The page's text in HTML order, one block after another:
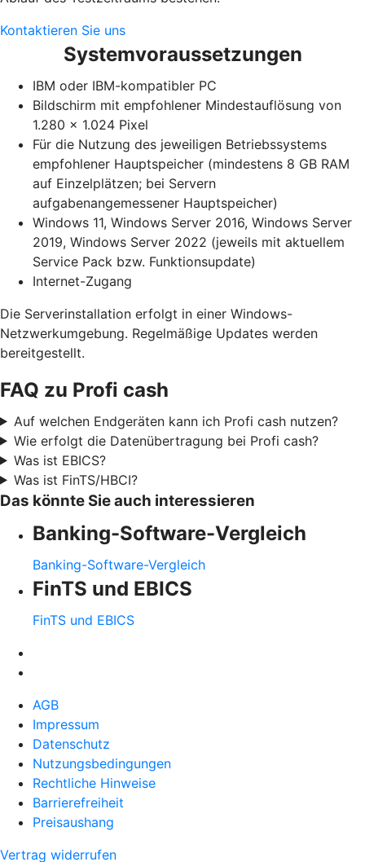
Kontaktieren Sie uns
Systemvoraussetzungen
IBM oder IBM-kompatibler PC
Bildschirm mit empfohlener Mindestauflösung von
1.280 x 1.024 Pixel
Für die Nutzung des jeweiligen Betriebssystems
empfohlener Hauptspeicher (mindestens 8 GB RAM
auf Einzelplätzen; bei Servern
aufgabenangemessener Hauptspeicher)
Windows 11, Windows Server 2016, Windows Server
2019, Windows Server 2022 (jeweils mit aktuellem
Service Pack bzw. Funktionsupdate)
Internet-Zugang
Die Serverinstallation erfolgt in einer Windows-
Netzwerkumgebung. Regelmäßige Updates werden
bereitgestellt.
FAQ zu Profi cash
Auf welchen Endgeräten kann ich Profi cash nutzen?
Wie erfolgt die Datenübertragung bei Profi cash?
Was ist EBICS?
Was ist FinTS/HBCI?
Das könnte Sie auch interessieren
Banking-Software-Vergleich
Banking-Software-Vergleich
FinTS und EBICS
FinTS und EBICS
AGB
Impressum
Datenschutz
Nutzungsbedingungen
Rechtliche Hinweise
Barrierefreiheit
Preisaushang
Vertrag widerrufen